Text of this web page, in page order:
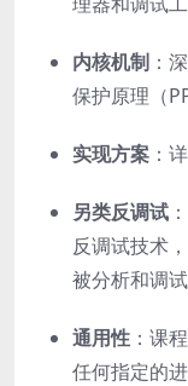
内核机制 ：
保护原理（
实现方案 ：
另类反调试
反调试技术
被分析和调试
通用性 ：课
任何指定的